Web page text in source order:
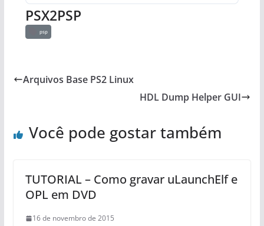
PSX2PSP
psp
Arquivos Base PS2 Linux
HDL Dump Helper GUI
Você pode gostar também
TUTORIAL – Como gravar uLaunchElf e
OPL em DVD
16 de novembro de 2015